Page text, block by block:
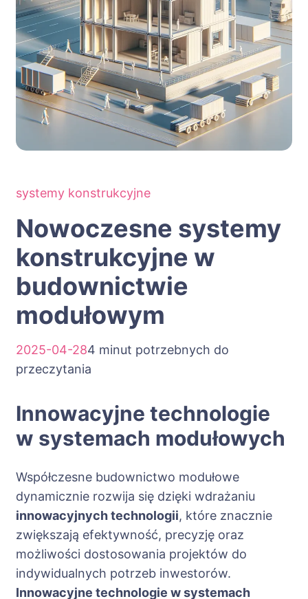
systemy konstrukcyjne
Nowoczesne systemy
konstrukcyjne w
budownictwie
modułowym
2025-04-284 minut potrzebnych do
przeczytania
Innowacyjne technologie
w systemach modułowych
Współczesne budownictwo modułowe
dynamicznie rozwija się dzięki wdrażaniu
innowacyjnych technologii, które znacznie
zwiększają efektywność, precyzję oraz
możliwości dostosowania projektów do
indywidualnych potrzeb inwestorów.
Innowacyjne technologie w systemach